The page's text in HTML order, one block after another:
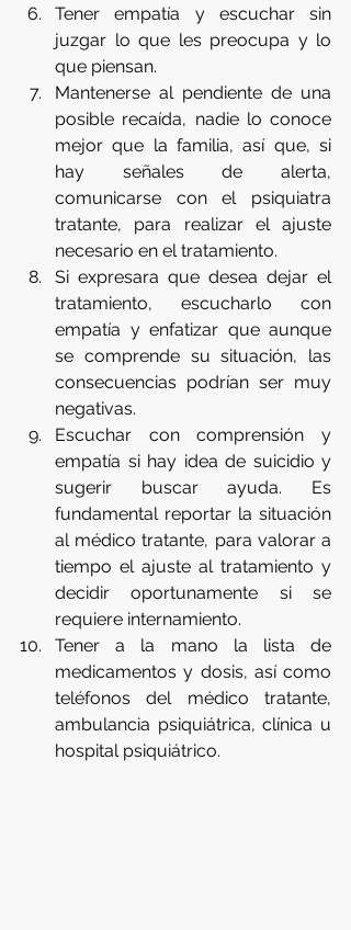
Tener empatía y escuchar sin
juzgar lo que les preocupa y lo
que piensan.
Mantenerse al pendiente de una
posible recaída, nadie lo conoce
mejor que la familia, así que, si
hay señales de alerta,
comunicarse con el psiquiatra
tratante, para realizar el ajuste
necesario en el tratamiento.
Si expresara que desea dejar el
tratamiento, escucharlo con
empatía y enfatizar que aunque
se comprende su situación, las
consecuencias podrían ser muy
negativas.
Escuchar con comprensión y
empatía si hay idea de suicidio y
sugerir buscar ayuda. Es
fundamental reportar la situación
al médico tratante, para valorar a
tiempo el ajuste al tratamiento y
decidir oportunamente si se
requiere internamiento.
Tener a la mano la lista de
medicamentos y dosis, así como
teléfonos del médico tratante,
ambulancia psiquiátrica, clínica u
hospital psiquiátrico.